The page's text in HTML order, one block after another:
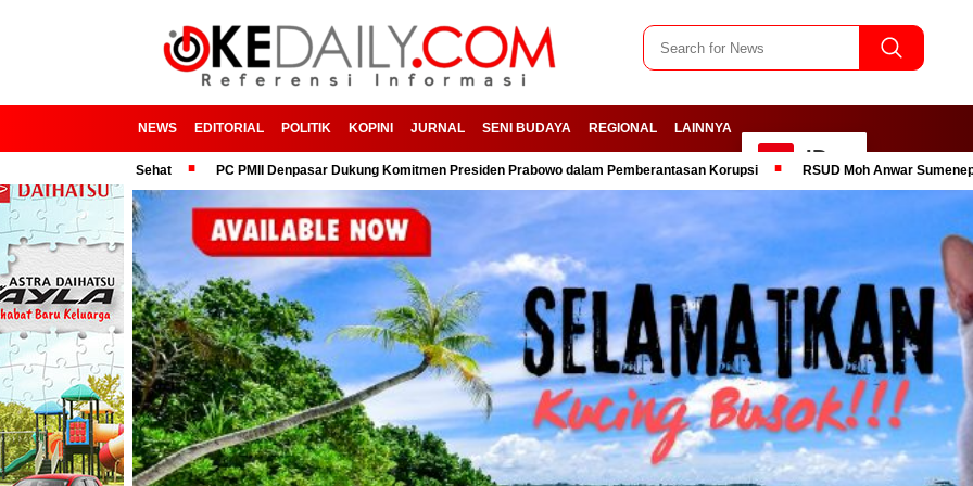
NEWS EDITORIAL POLITIK KOPINI JURNAL SENI BUDAYA REGIONAL LAINNYA
ID
PC PMII Denpasar Dukung Komitmen Presiden Prabowo dalam Pemberantasan Korupsi RSUD Moh Anwar Sumenep Siap Jadi